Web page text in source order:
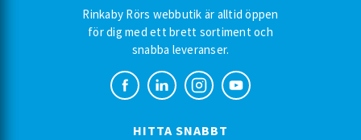
Rinkaby Rörs webbutik är alltid öppen
för dig med ett brett sortiment och
snabba leveranser.
HITTA SNABBT